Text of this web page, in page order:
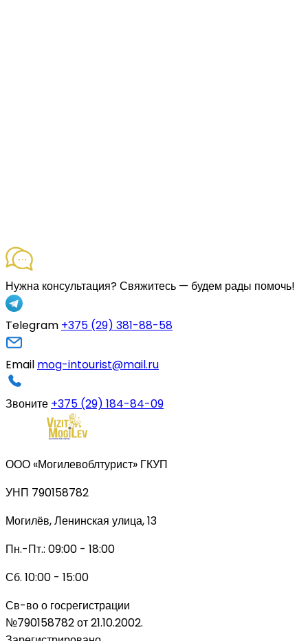
Нужна консультация?Свяжитесь — будем рады помочь!
Telegram +375 (29) 381-88-58
Email mog-intourist@mail.ru
Звоните +375 (29) 184-84-09
ООО «Могилевоблтурист» ГКУП
УНП 790158782
Могилёв, Ленинская улица, 13
Пн.-Пт.: 09:00 - 18:00
Сб. 10:00 - 15:00
Св-во о госрегистрации
№790158782 от 21.10.2002.